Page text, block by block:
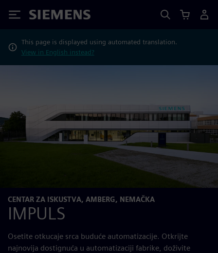
Siemens
This page is displayed using automated translation.
View in English instead?
CENTAR ZA ISKUSTVA, AMBERG, NEMAČKA
IMPULS
Osetite otkucaje srca buduće automatizacije. Otkrijte
najnovija dostignuća u automatizaciji fabrike, doživite